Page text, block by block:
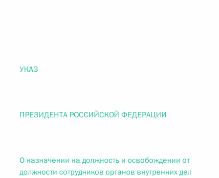
УКАЗ
ПРЕЗИДЕНТА РОССИЙСКОЙ ФЕДЕРАЦИИ
О назначении на должность и освобождении от
должности сотрудников органов внутренних дел